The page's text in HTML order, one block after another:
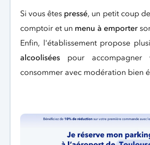
Si vous êtes pressé, un petit coup
comptoir et un menu à emporter
Enfin, l'établissement propose
alcoolisées pour accompagner
consommer avec modération bien